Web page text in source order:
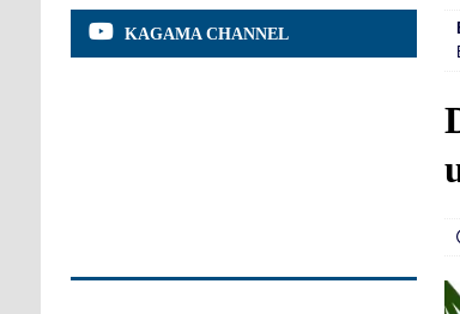
KAGAMA CHANNEL